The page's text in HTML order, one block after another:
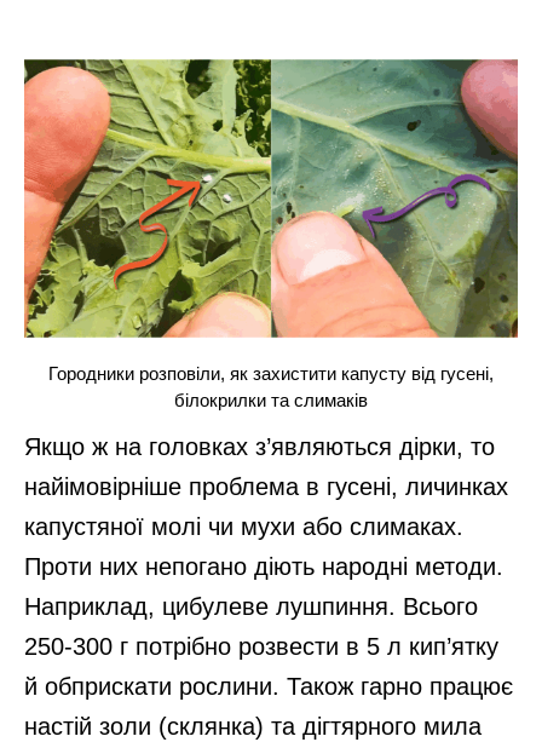
Городники розповіли, як захистити капусту від гусені,
білокрилки та слимаків
Якщо ж на головках з’являються дірки, то
найімовірніше проблема в гусені, личинках
капустяної молі чи мухи або слимаках.
Проти них непогано діють народні методи.
Наприклад, цибулеве лушпиння. Всього
250-300 г потрібно розвести в 5 л кип’ятку
й обприскати рослини. Також гарно працює
настій золи (склянка) та дігтярного мила